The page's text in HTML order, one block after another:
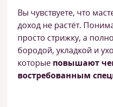
Вы чувствуете, что
доход не растёт.
просто стрижку, а
бородой, укладкой и
которые повышают
востребованным